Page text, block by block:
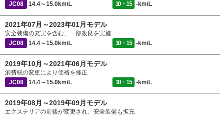
JC08
14.4～15.0km/L 10・15 -km/L
2021年07月～2023年01月モデル
安全装備の充実を含む、一部改良を実施
JC08
14.4～15.0km/L 10・15 -km/L
2019年10月～2021年06月モデル
消費税の変更により価格を修正
JC08
14.4～15.0km/L 10・15 -km/L
2019年08月～2019年09月モデル
エクステリアの前後が変更され、安全装備も拡充